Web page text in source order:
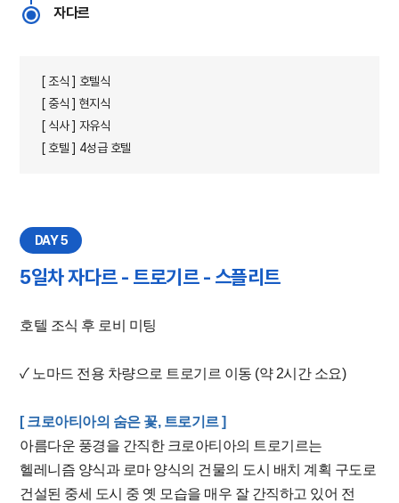
자다르
[ 조식 ] 호텔식
[ 중식 ] 현지식
[ 식사 ] 자유식
[ 호텔 ] 4성급 호텔
DAY 5
5일차 자다르 - 트로기르 - 스플리트
호텔 조식 후 로비 미팅
✓ 노마드 전용 차량으로 트로기르 이동 (약 2시간 소요)
[ 크로아티아의 숨은 꽃, 트로기르 ]
아름다운 풍경을 간직한 크로아티아의 트로기르는
헬레니즘 양식과 로마 양식의 건물의 도시 배치 계획 구도로
건설된 중세 도시 중 옛 모습을 매우 잘 간직하고 있어 전